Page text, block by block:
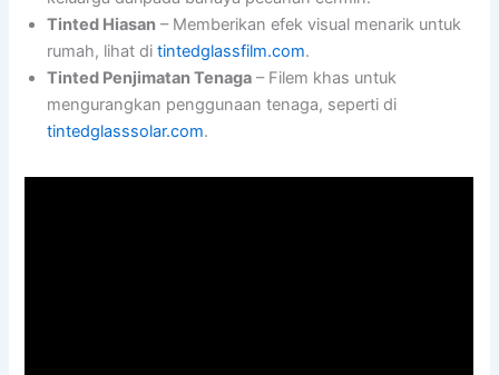
Tinted Hiasan – Memberikan efek visual menarik untuk
rumah, lihat ditintedglassfilm.com.
Tinted Penjimatan Tenaga – Filem khas untuk
mengurangkan penggunaan tenaga, seperti di
tintedglasssolar.com.